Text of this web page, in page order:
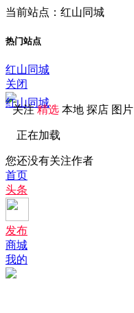
当前站点：红山同城
热门站点
红山同城
关闭
红山同城
关注 精选 本地 探店 图片
正在加载
您还没有关注作者
首页
头条
发布
商城
我的